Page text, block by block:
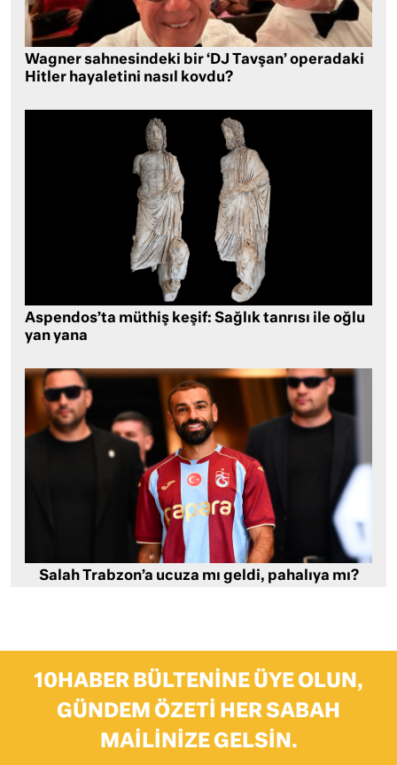
Wagner sahnesindeki bir ‘DJ Tavşan’ operadaki
Hitler hayaletini nasıl kovdu?
Aspendos’ta müthiş keşif: Sağlık tanrısı ile oğlu
yan yana
Salah Trabzon’a ucuza mı geldi, pahalıya mı?
10HABER BÜLTENINE ÜYE OLUN,
GÜNDEM ÖZETI HER SABAH
MAILINIZE GELSIN.